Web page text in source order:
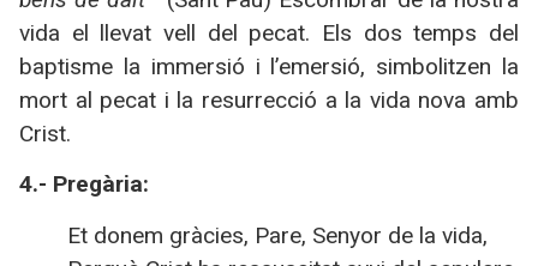
vida el llevat vell del pecat. Els dos temps del
baptisme la immersió i l’emersió, simbolitzen la
mort al pecat i la resurrecció a la vida nova amb
Crist.
4.- Pregària:
Et donem gràcies, Pare, Senyor de la vida,